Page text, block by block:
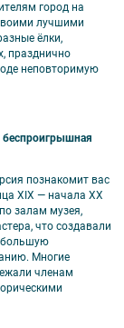
Мороза и
город на
лучшими
ёлки,
празднично
неповторимую
беспроигрышная
познакомит вас
XIX — начала XX
залам музея,
что создавали
Многие
членам